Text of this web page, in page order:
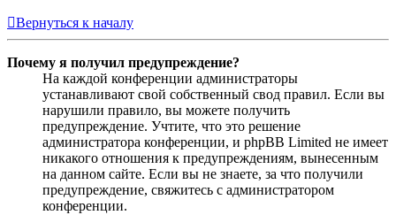
Вернуться к началу
Почему я получил предупреждение?
На каждой конференции администраторы
устанавливают свой собственный свод правил. Если вы
нарушили правило, вы можете получить
предупреждение. Учтите, что это решение
администратора конференции, и phpBB Limited не имеет
никакого отношения к предупреждениям, вынесенным
на данном сайте. Если вы не знаете, за что получили
предупреждение, свяжитесь с администратором
конференции.